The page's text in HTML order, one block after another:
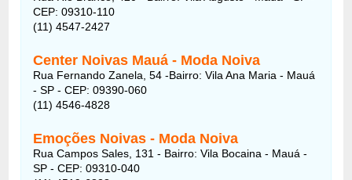
CEP: 09310-110
(11) 4547-2427
Center Noivas Mauá - Moda Noiva
Rua Fernando Zanela, 54 -Bairro: Vila Ana Maria - Mauá
- SP - CEP: 09390-060
(11) 4546-4828
Emoções Noivas - Moda Noiva
Rua Campos Sales, 131 - Bairro: Vila Bocaina - Mauá -
SP - CEP: 09310-040